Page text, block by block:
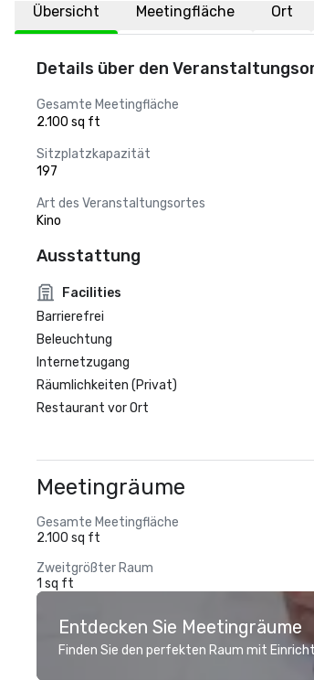
Übersicht Meetingfläche Ort
Details über den
Gesamte Meetingfläche
2.100 sq ft
Sitzplatzkapazität
197
Art des Veranstaltungsortes
Kino
Ausstattung
Facilities
Barrierefrei
Beleuchtung
Internetzugang
Räumlichkeiten (Privat)
Restaurant vor Ort
Meetingräume
Gesamte Meetingfläche
2.100 sq ft
Zweitgrößter Raum
1 sq ft
Entdecken Sie Meetingräume
Finden Sie den perfekten Raum mit